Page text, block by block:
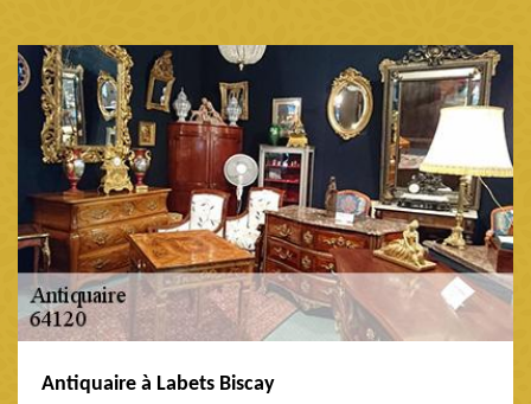
Antiquaire à Labets Biscay